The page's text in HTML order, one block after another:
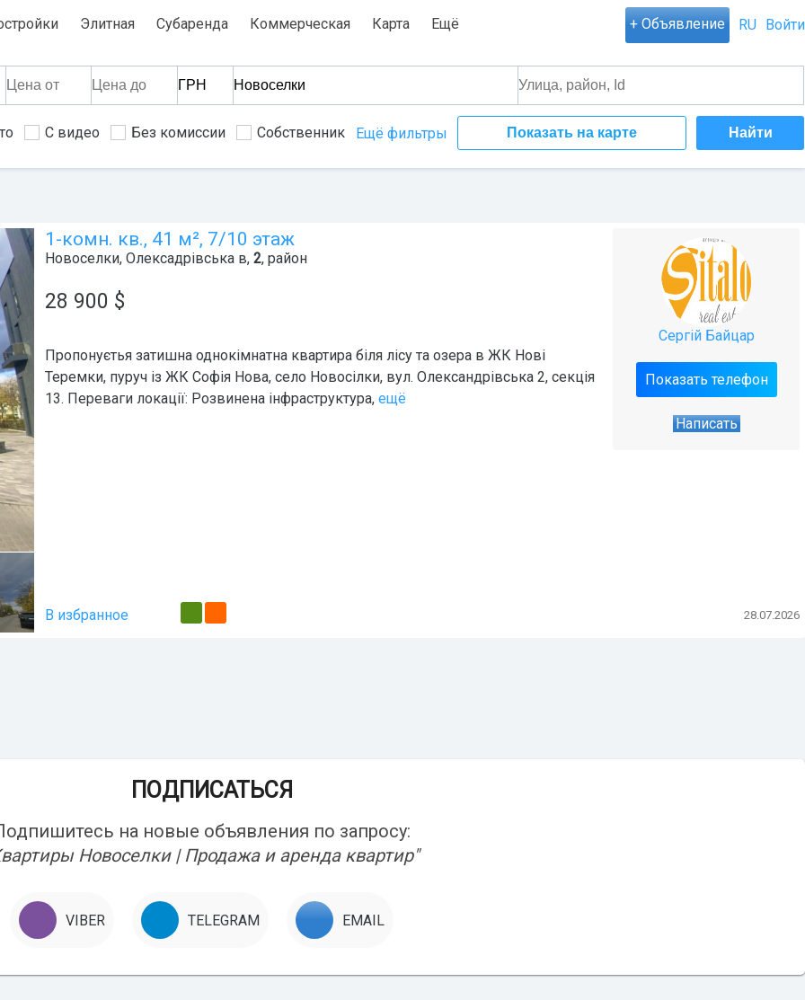
Элитная Субаренда Коммерческая Карта Ещё + Объявление RU Войти
С видео Без комиссии Собственник Ещё фильтры Показать на карте
1-комн. кв., 41 м², 7/10 этаж
Новоселки, Олексадрівська в, 2, район
28 900 $
Пропонуєтья затишна однокімнатна квартира біля лісу та озера в ЖК Нові
Теремки, пуруч із ЖК Софія Нова, село Новосілки, вул. Олександрівська 2, секція
13. Переваги локації: Розвинена інфраструктура, ещё
Сергій Байцар
Показать телефон
Написать
В избранное 28.07.2026
ПОДПИСАТЬСЯ
на новые объявления по запросу:
Новоселки | Продажа и аренда квартир"
VIBER TELEGRAM EMAIL